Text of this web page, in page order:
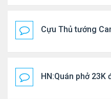
Cựu Thủ tướng
HN:Quán phở